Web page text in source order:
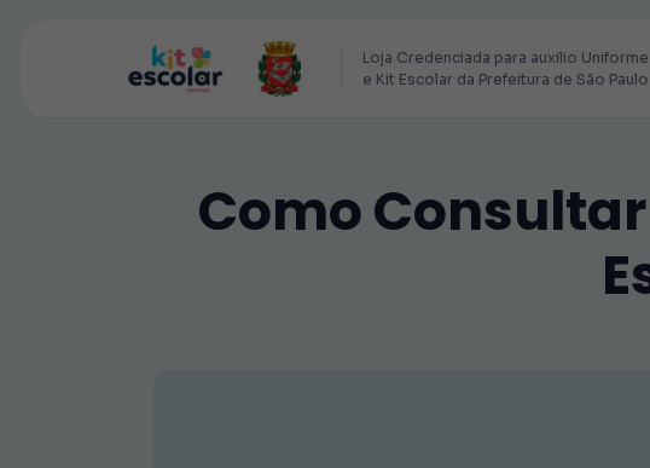
Loja Credenciada para auxilio Uniforme
e Kit Escolar da Prefeitura de São Paulo
Como